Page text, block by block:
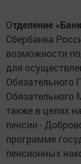
Отделение «
Сбербанка
возможности
для
Обязательного
Обязательного
также в целях
пенсии -
программе
пенсионных